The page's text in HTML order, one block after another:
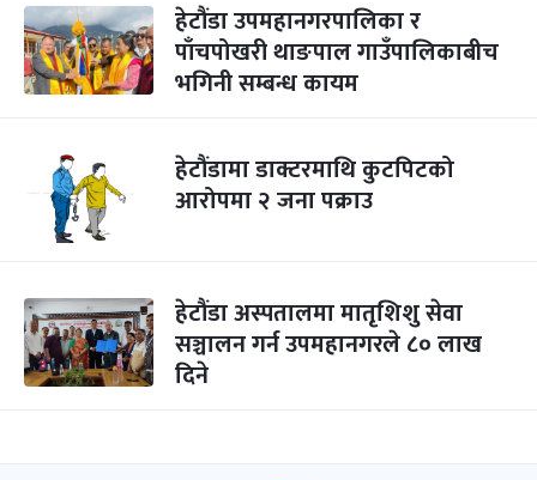
हेटौंडा उपमहानगरपालिका र
पाँचपोखरी थाङपाल गाउँपालिकाबीच
भगिनी सम्बन्ध कायम
हेटौंडामा डाक्टरमाथि कुटपिटको
आरोपमा २ जना पक्राउ
हेटौंडा अस्पतालमा मातृशिशु सेवा
सञ्चालन गर्न उपमहानगरले ८० लाख
दिने